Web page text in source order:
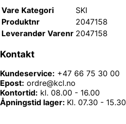
Vare Kategori
SKI
Produktnr
2047158
Leverandør Varenr 2047158
Kontakt
Kundeservice: +47 66 75 30 00
Epost: ordre@kcl.no
Kontortid: kl. 08.00 - 16.00
Åpningstid lager: Kl. 07.30 - 15.30